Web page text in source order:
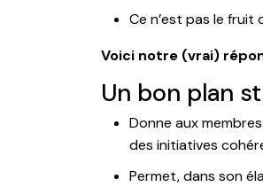
Ce n’est pas le fruit
Voici notre (vrai)
Un bon plan
Donne aux
des initiatives
Permet, dans son